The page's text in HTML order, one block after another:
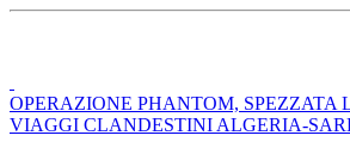
OPERAZIONE PHANTOM, SPEZZATA
VIAGGI CLANDESTINI ALGERIA-